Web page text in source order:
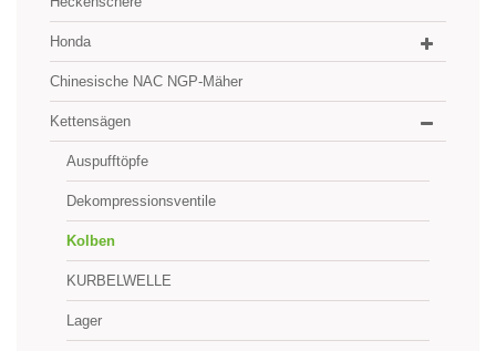
Honda
Chinesische NAC NGP-Mäher
Kettensägen
Auspufftöpfe
Dekompressionsventile
Kolben
KURBELWELLE
Lager